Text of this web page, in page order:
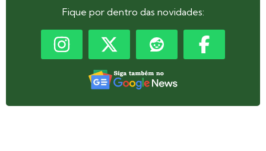
Fique por dentro das novidades: